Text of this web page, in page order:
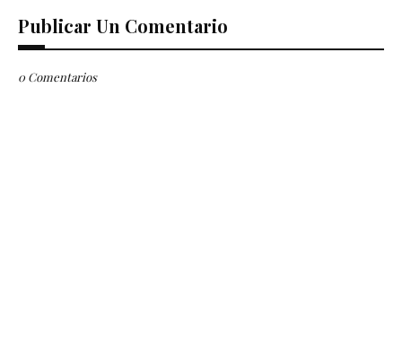
Publicar Un Comentario
0 Comentarios